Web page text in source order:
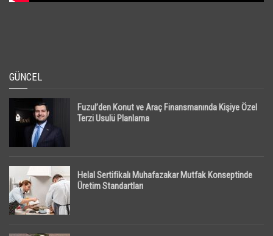
GÜNCEL
Fuzul’den Konut ve Araç Finansmanında Kişiye Özel
Terzi Usulü Planlama
Helal Sertifikalı Muhafazakar Mutfak Konseptinde
Üretim Standartları